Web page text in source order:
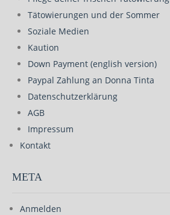
Tätowierungen und der Sommer
Soziale Medien
Kaution
Down Payment (english version)
Paypal Zahlung an Donna Tinta
Datenschutzerklärung
AGB
Impressum
Kontakt
META
Anmelden